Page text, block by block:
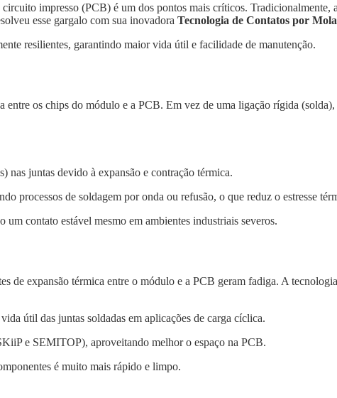
impresso (PCB) é um dos pontos mais críticos. Tradicionalmente,
esse gargalo com sua inovadora Tecnologia de Contatos por
resilientes, garantindo maior vida útil e facilidade de manutenção.
os chips do módulo e a PCB. Em vez de uma ligação rígida
nas juntas devido à expansão e contração térmica.
processos de soldagem por onda ou refusão, o que reduz o estresse
contato estável mesmo em ambientes industriais severos.
de expansão térmica entre o módulo e a PCB geram fadiga. A
útil das juntas soldadas em aplicações de carga cíclica.
e SEMITOP), aproveitando melhor o espaço na PCB.
é muito mais rápido e limpo.